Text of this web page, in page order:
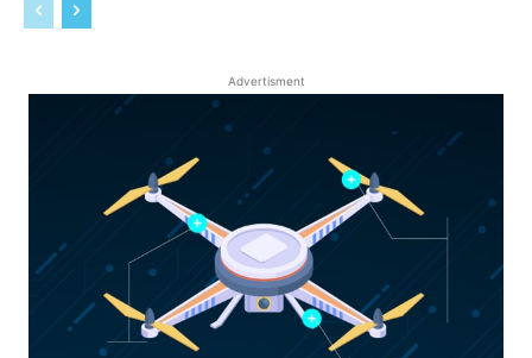
Advertisment